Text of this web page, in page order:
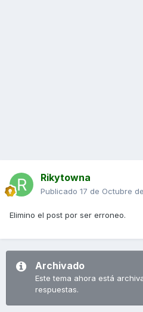
Rikytowna
Publicado 17 de Octubre
Elimino el post por ser erroneo.
Archivado
Este tema ahora está
respuestas.